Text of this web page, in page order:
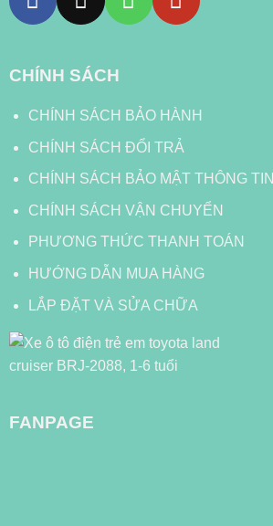
CHÍNH SÁCH
CHÍNH SÁCH BẢO HÀNH
CHÍNH SÁCH ĐỔI TRẢ
CHÍNH SÁCH BẢO MẬT THÔNG TIN
CHÍNH SÁCH VẬN CHUYỂN
PHƯƠNG THỨC THANH TOÁN
HƯỚNG DẪN MUA HÀNG
LẮP ĐẶT VÀ SỬA CHỮA
FANPAGE